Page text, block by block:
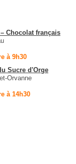
Chocolat français
à 9h30
Sucre d'Orge
Orvanne
à 14h30